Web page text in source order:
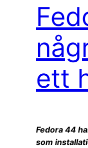
ett
Fedora 44
som